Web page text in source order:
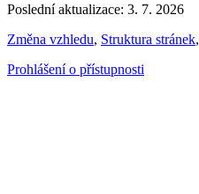
Poslední aktualizace: 3. 7. 2026
Změna vzhledu, Struktura stránek,
Prohlášení o přístupnosti